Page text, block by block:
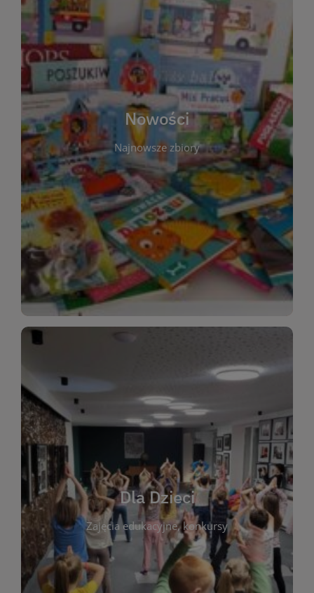
Nowości
Najnowsze zbiory
W tej sekcji prezentujemy najnowsze książki,
audiobooki oraz filmy, które właśnie trafiły do
zbiorów Miejskiej Biblioteki Publicznej w
Starachowicach. Regularnie aktualizujemy listę,
aby Czytelnicy mogli na bieżąco odkrywać świeże
tytuły i najciekawsze premiery wydawnicze. Każda
pozycja opatrzona jest krótkim opisem i
informacją o dostępności w katalogu. Zachęcamy
do częstych odwiedzin – nowości pojawiają się
niemal każdego tygodnia! Dzięki tej zakładce
zawsze będziesz wiedzieć, co warto przeczytać
jako pierwsze.
WIĘCEJ
Dla Dzieci
Zajęcia edukacyjne, konkursy
czytelnikach i ich rodzicach. Znajdziesz tu
informacje o zajęciach edukacyjnych, konkursach
plastycznych i spotkaniach z autorami książek dla
dzieci. Biblioteka oferuje bogaty wybór bajek,
opowiadań i lektur szkolnych, a także przyjazny
kącik do wspólnego czytania. Pragniemy
rozbudzać miłość do książek od najmłodszych lat.
Zapraszamy do wspólnej zabawy i odkrywania
świata literatury!
WIĘCEJ